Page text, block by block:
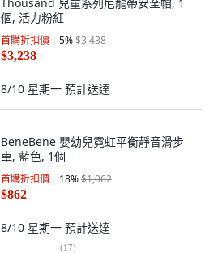
個, 活力粉紅
首購折扣價 5%$3,438
$3,238
8/10 星期一 預計送達
BeneBene 嬰幼兒霓虹平衡靜音滑步
車, 藍色, 1個
首購折扣價 18%$1,062
$862
8/10 星期一 預計送達
(17)